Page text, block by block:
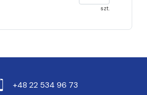
szt.
+48 22 534 96 73